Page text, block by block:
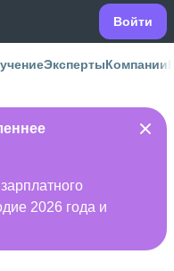
Войти
ЭкспертыКомпании
2026 года и